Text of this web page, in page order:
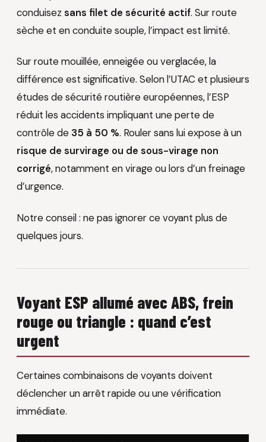
conduisez sans filet de sécurité actif. Sur route
sèche et en conduite souple, l’impact est limité.
Sur route mouillée, enneigée ou verglacée, la
différence est significative. Selon l’UTAC et plusieurs
études de sécurité routière européennes, l’ESP
réduit les accidents impliquant une perte de
contrôle de 35 à 50 %. Rouler sans lui expose à un
risque de survirage ou de sous-virage non
corrigé, notamment en virage ou lors d’un freinage
d’urgence.
Notre conseil : ne pas ignorer ce voyant plus de
quelques jours.
Voyant ESP allumé avec ABS, frein
rouge ou triangle : quand c’est
urgent
Certaines combinaisons de voyants doivent
déclencher un arrêt rapide ou une vérification
immédiate.